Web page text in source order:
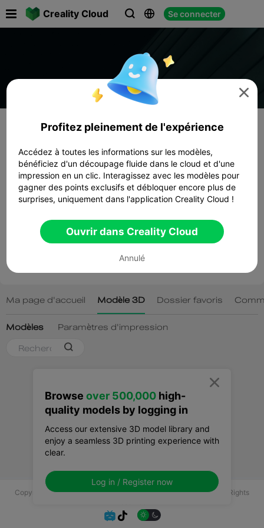
Creality Cloud   Se connecter
Copyright © 2025 Shenzhen Creality 3D Technology Co., Ltd All Rights
 
Browse over 500,000 high-
quality models by logging in
Access our extensive 3D model library and
enjoy a seamless 3D printing experience with
clear.
Log in / Register now


Profitez pleinement de l'expérience
Accédez à toutes les informations sur les modèles,
bénéficiez d'un découpage fluide dans le cloud et d'une
impression en un clic. Interagissez avec les modèles pour
gagner des points exclusifs et débloquer encore plus de
surprises, uniquement dans l'application Creality Cloud !
Ouvrir dans Creality Cloud
Annulé